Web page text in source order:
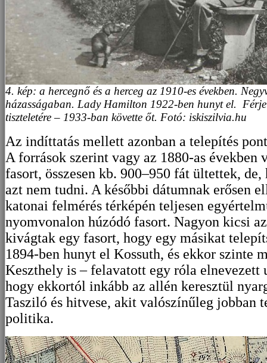
4. kép: a hercegnő és a herceg az 1910-es években.
házasságaban. Lady Hamilton 1922-ben hunyt el.
tiszteletére – 1933-ban követte őt. Fotó: iskiszilvia.hu
Az indíttatás mellett azonban a telepítés
A források szerint vagy az 1880-as években
fasort, összesen kb. 900–950 fát ültettek,
azt nem tudni. A későbbi dátumnak erősen
katonai felmérés térképén teljesen
nyomvonalon húzódó fasort. Nagyon kicsi
kivágtak egy fasort, hogy egy másikat
1894-ben hunyt el Kossuth, és ekkor szinte
Keszthely is – felavatott egy róla elnevezett
hogy ekkortól inkább az allén keresztül
Tasziló és hitvese, akit valószínűleg jobban
politika.